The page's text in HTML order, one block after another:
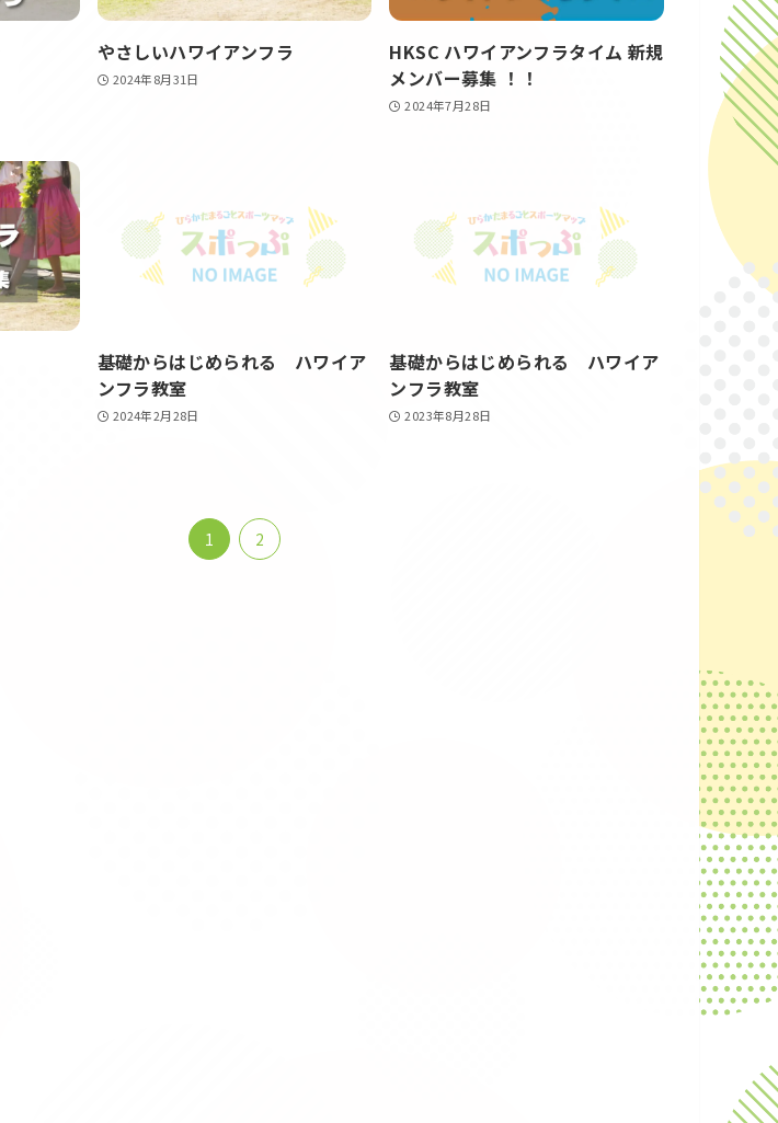
やさしいハワイアンフラ
2024年8月31日
HKSC ハワイアンフラタイム 新規
メンバー募集 ！！
2024年7月28日
基礎からはじめられる ハワイア
ンフラ教室
2024年2月28日
基礎からはじめられる ハワイア
ンフラ教室
2023年8月28日
1 2